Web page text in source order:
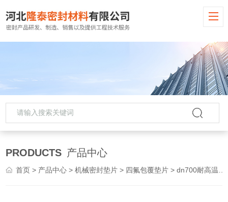
PRODUCTS 产品中心
首页 > 产品中心 >机械密封垫片 > 四氟包覆垫片 > dn700耐高温聚四氟乙烯包覆垫片 铁氟龙垫片